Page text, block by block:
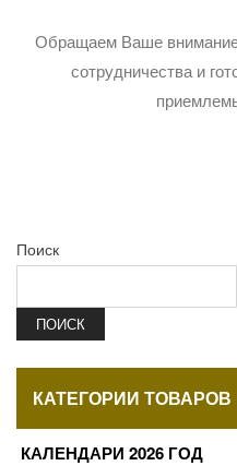
Обращаем Ваше
сотрудничества и
Поиск
ПОИСК
КАТЕГОРИИ ТОВАРОВ
КАЛЕНДАРИ 2026 ГОД